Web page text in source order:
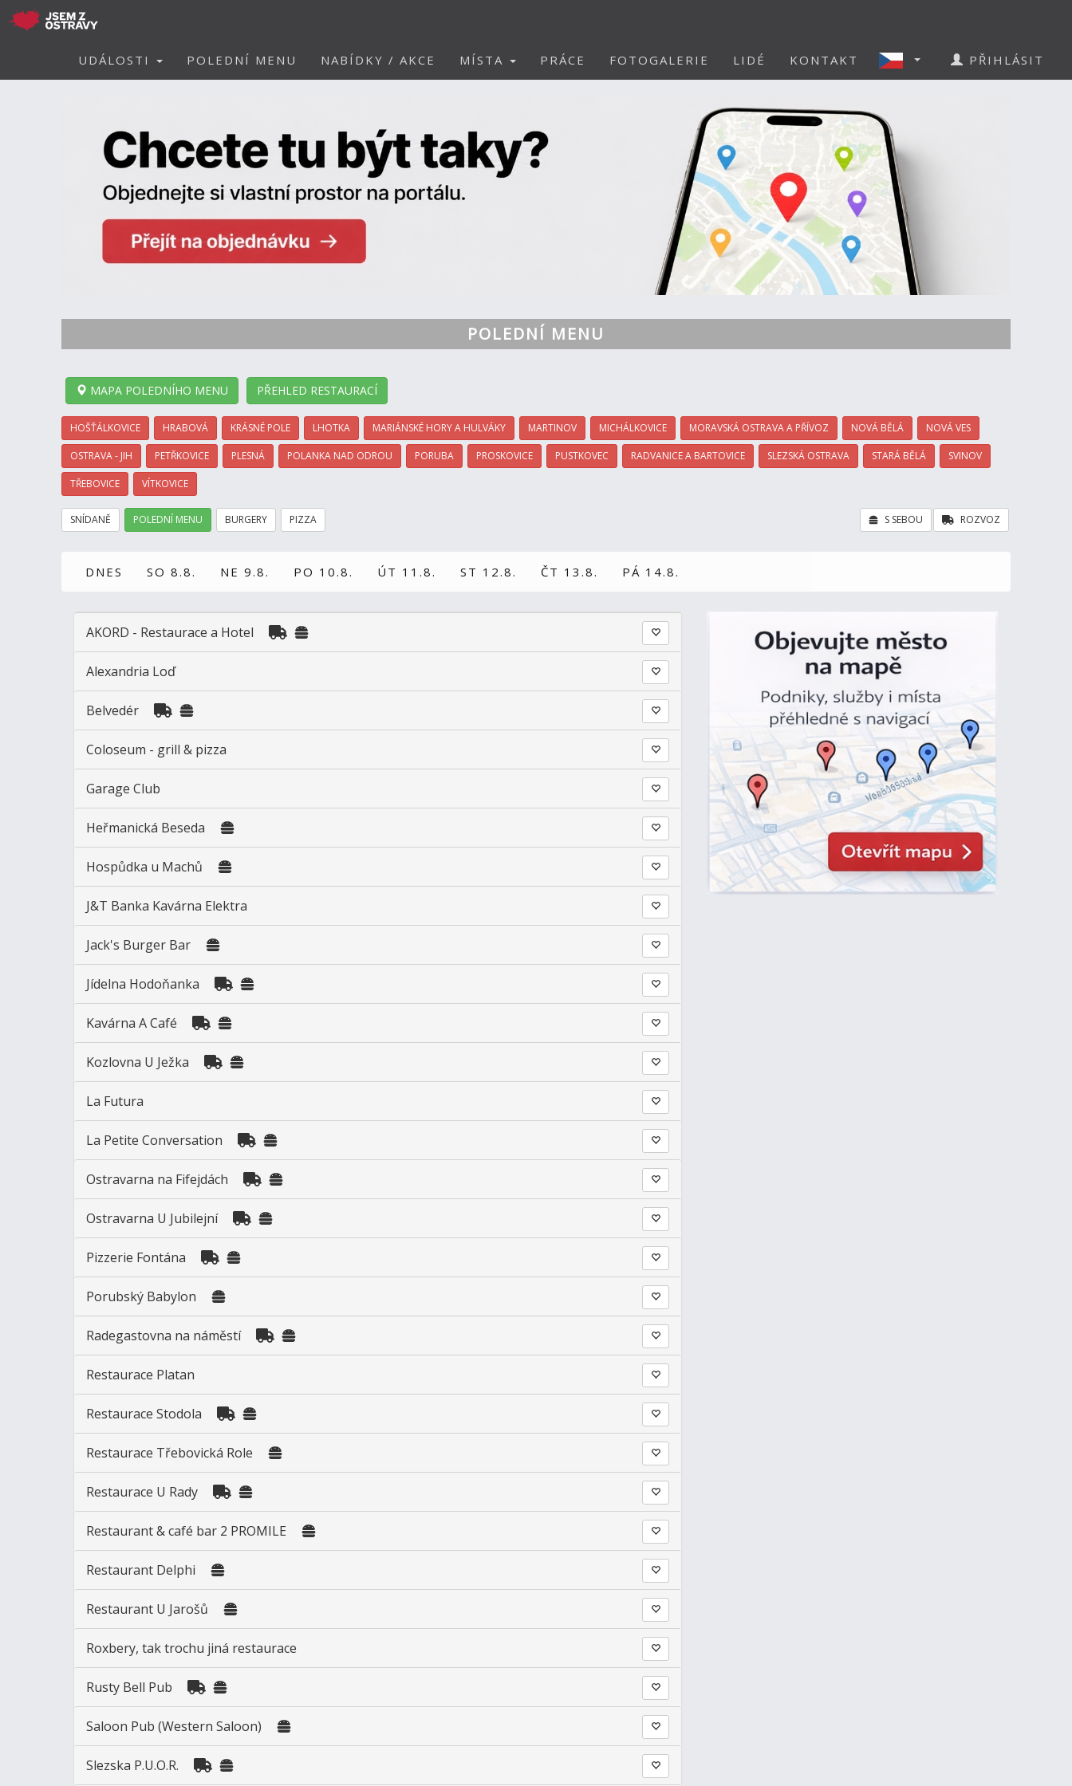
UDÁLOSTI POLEDNÍ MENU NABÍDKY / AKCE MÍSTA PRÁCE FOTOGALERIE LIDÉ KONTAKT PŘIHLÁSIT
POLEDNÍ MENU
MAPA POLEDNÍHO MENU PŘEHLED RESTAURACÍ
HOŠŤÁLKOVICE HRABOVÁ KRÁSNÉ POLE LHOTKA MARIÁNSKÉ HORY A HULVÁKY MARTINOV MICHÁLKOVICE MORAVSKÁ OSTRAVA A PŘÍVOZ NOVÁ BĚLÁ NOVÁ VES
OSTRAVA - JIH PETŘKOVICE PLESNÁ POLANKA NAD ODROU PORUBA PROSKOVICE PUSTKOVEC RADVANICE A BARTOVICE SLEZSKÁ OSTRAVA STARÁ BĚLÁ SVINOV
TŘEBOVICE VÍTKOVICE
SNÍDANĚ POLEDNÍ MENU BURGERY PIZZA ROZVOZ
S SEBOU
DNES SO 8.8. NE 9.8. PO 10.8. ÚT 11.8. ST 12.8. ČT 13.8. PÁ 14.8.
AKORD - Restaurace a Hotel
Alexandria Loď
Belvedér
Coloseum - grill & pizza
Garage Club
Heřmanická Beseda
Hospůdka u Machů
J&T Banka Kavárna Elektra
Jack's Burger Bar
Jídelna Hodoňanka
Kavárna A Café
Kozlovna U Ježka
La Futura
La Petite Conversation
Ostravarna na Fifejdách
Ostravarna U Jubilejní
Pizzerie Fontána
Porubský Babylon
Radegastovna na náměstí
Restaurace Platan
Restaurace Stodola
Restaurace Třebovická Role
Restaurace U Rady
Restaurant & café bar 2 PROMILE
Restaurant Delphi
Restaurant U Jarošů
Roxbery, tak trochu jiná restaurace
Rusty Bell Pub
Saloon Pub (Western Saloon)
Slezska P.U.O.R.